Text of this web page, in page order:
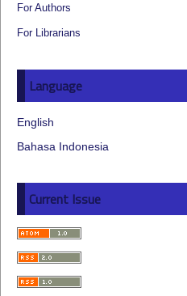
For Authors
For Librarians
Language
English
Bahasa Indonesia
Current Issue